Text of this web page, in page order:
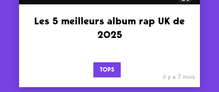
Les 5 meilleurs album rap UK de
2025
TOPS
il y a 7 mois